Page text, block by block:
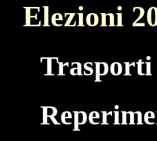
Elezioni
Trasporti